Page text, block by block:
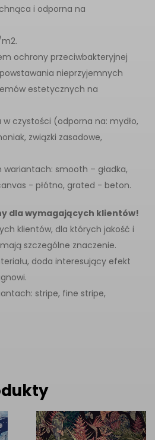
i odporna na
ochrony przeciwbakteryjnej
nieprzyjemnych
estetycznych na
czystości (odporna na: mydło,
związki zasadowe,
smooth – gładka,
- płótno, grated - beton.
dla wymagających klientów!
klientów, dla których jakość i
szczególne znaczenie.
doda interesujący efekt
stripe, fine stripe,